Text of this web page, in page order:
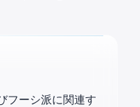
フーシ派に関連す